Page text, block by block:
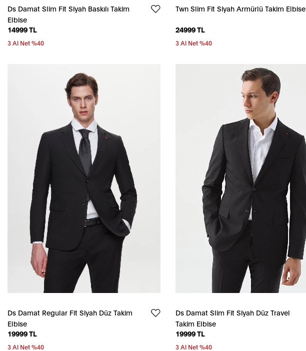
Ds Damat Slim Fit Siyah Baskılı Takim
Elbise
14999 TL
3 Al Net %40
Twn Slim Fit Siyah Armürlü Takim Elbise
24999 TL
3 Al Net %40
Ds Damat Regular Fit Siyah Düz Takim
Elbise
19999 TL
3 Al Net %40
Ds Damat Slim Fit Siyah Düz Travel
Takim Elbise
19999 TL
3 Al Net %40